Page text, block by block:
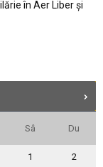
în Aer Liber şi
Sâ Du
1 2